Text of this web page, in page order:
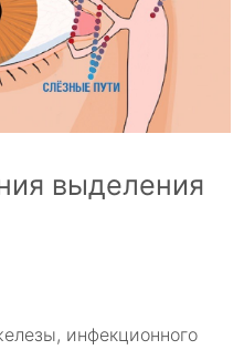
выделения
инфекционного